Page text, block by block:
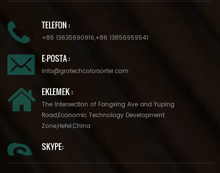
TELEFON :
+86 13635690916,+86 13856959541
E-POSTA :
info@grotechcolorsorter.com
EKLEMEK :
The Intersection of Fangxing Ave and Yuping
Road,Economic Technology Development
Zone,Hefei,China
SKYPE: